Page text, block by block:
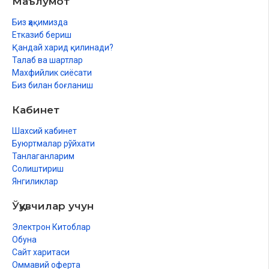
Фараъ ҳәм атийра
Төртинши бөлим
Қурбанлық ҳаққында
нәрселер
Жуўмақлаў
Қурбанлықтың әдеплери ҳәмоны сақлаў дурыс екени
ҳаққында
Қурбанлық ҳаққында қосымша мағлыўматлар
Пайдаланылған дереклер
Биз ҳақимизда
Етказиб бериш
Қандай харид қилинади?
Талаб ва шартлар
Махфийлик сиёсати
Биз билан боғланиш
Кабинет
Шахсий кабинет
Буюртмалар рўйхати
Танлаганларим
Солиштириш
Янгиликлар
Ўқувчилар учун
Электрон Китоблар
Обуна
Сайт харитаси
Оммавий оферта